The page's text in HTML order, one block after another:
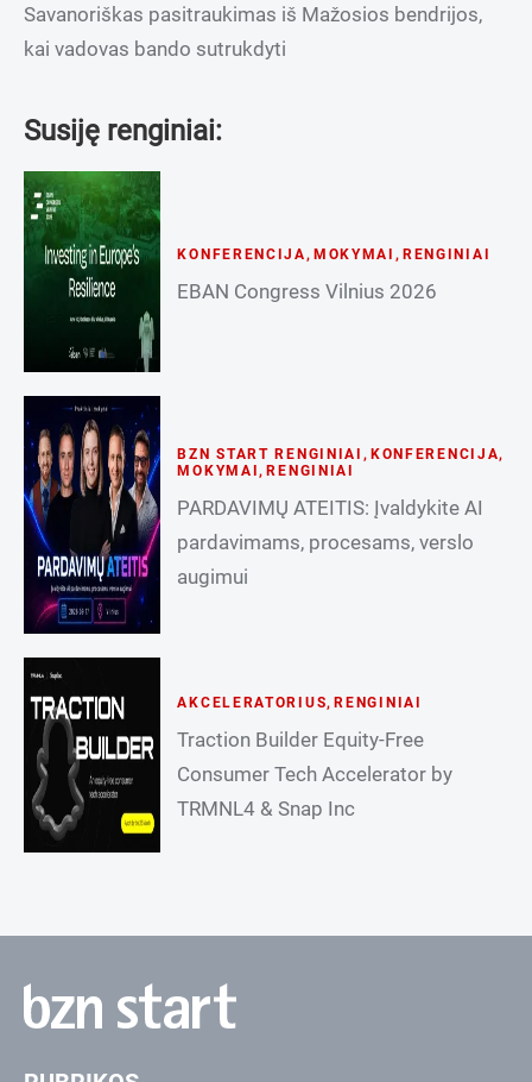
Savanoriškas pasitraukimas iš Mažosios bendrijos,
kai vadovas bando sutrukdyti
Susiję renginiai:
KONFERENCIJA , MOKYMAI , RENGINIAI
EBAN Congress Vilnius 2026
BZN START RENGINIAI , KONFERENCIJA,
MOKYMAI, RENGINIAI
PARDAVIMŲ ATEITIS: Įvaldykite AI
pardavimams, procesams, verslo
augimui
AKCELERATORIUS, RENGINIAI
Traction Builder Equity-Free
Consumer Tech Accelerator by
TRMNL4 & Snap Inc